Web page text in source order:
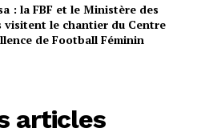
: la FBF et le Ministère des
visitent le chantier du Centre
de Football Féminin
articles